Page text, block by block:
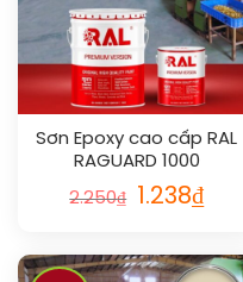
Sơn Epoxy cao cấp RAL
RAGUARD 1000
2.250₫ 1.238₫